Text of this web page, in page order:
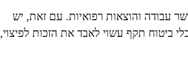
עבודה והוצאות רפואיות. עם זאת, יש
ביטוח תקף עשוי לאבד את הזכות לפיצוי,